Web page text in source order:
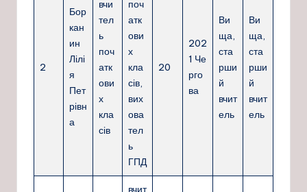
2
Бор
кан
ин
Лілі
я
Пет
рівн
а
вчи
тел
ь
поч
атк
ови
х
кла
сів
поч
атк
ови
х
кла
сів,
вих
ова
тел
ь
ГПД
20
202
1 Че
рго
ва
Ви
ща,
ста
рши
й
вчит
ель
Ви
ща,
ста
рши
й
вчит
ель
вчит